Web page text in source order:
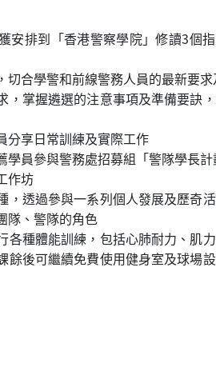
安排到「香港警察學院」修讀3個
切合學警和前線警務人員的最新要
，掌握遴選的注意事項及準備要訣
分享日常訓練及實際工作
員參與警務處招募組「警隊學長計
作坊
，透過參與一系列個人發展及歷奇
隊、警隊的角色
各種體能訓練，包括心肺耐力、肌
餘後可繼續免費使用健身室及球場